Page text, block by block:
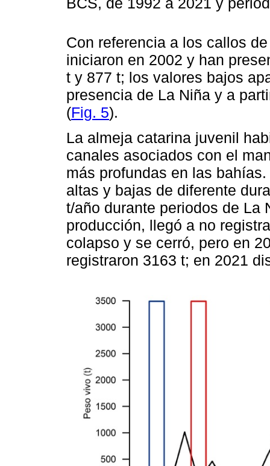
Con referencia a los callos
iniciaron en 2002 y han
t y 877 t; los valores bajos
presencia de La Niña y a
(Fig. 5).
La almeja catarina juvenil
canales asociados con el
más profundas en las
altas y bajas de diferente
t/año durante periodos de La
producción, llegó a no
colapso y se cerró, pero en
registraron 3163 t; en 2021